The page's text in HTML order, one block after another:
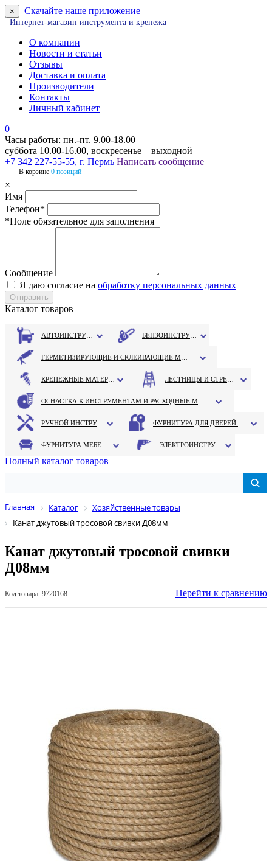
× Скачайте наше приложение
Интернет-магазин инструмента и крепежа
О компании
Новости и статьи
Отзывы
Доставка и оплата
Производители
Контакты
Личный кабинет
0
Часы работы: пн.-пт. 9.00-18.00
суббота 10.00-16.00, воскресенье – выходной
+7 342 227-55-55, г. Пермь Написать сообщение
В корзине 0 позиций
×
Имя
Телефон*
*Поле обязательное для заполнения
Сообщение
Я даю согласие на обработку персональных данных
Каталог товаров
Полный каталог товаров
Главная Каталог
Хозяйственные товары
Канат джутовый тросовой свивки Д08мм
Канат джутовый тросовой свивки
Д08мм
Код товара: 9720168 Перейти к сравнению